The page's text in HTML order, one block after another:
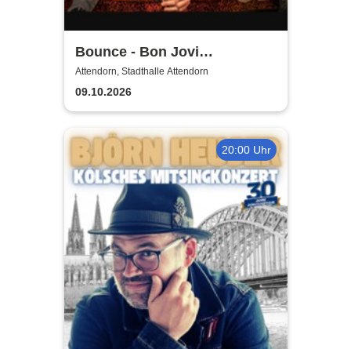
Bounce - Bon Jovi
Tributeband
Attendorn, Stadthalle Attendorn
09.10.2026
20:00 Uhr